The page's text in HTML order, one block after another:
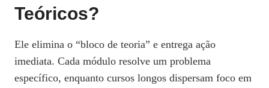
Teóricos?
Ele elimina o “bloco de teoria” e entrega ação
imediata. Cada módulo resolve um problema
específico, enquanto cursos longos dispersam foco em